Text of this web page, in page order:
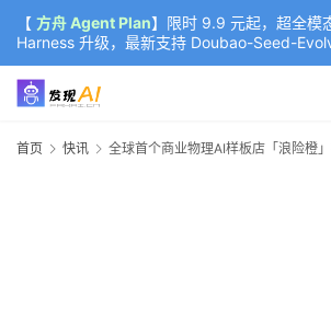
【 方舟 Agent Plan】限时 9.9 元起，超全模
Harness 升级，最新支持 Doubao-Seed-
K3（部分）、GLM-5.2
首页 快讯 全球首个商业物理AI样板店「浪险橙